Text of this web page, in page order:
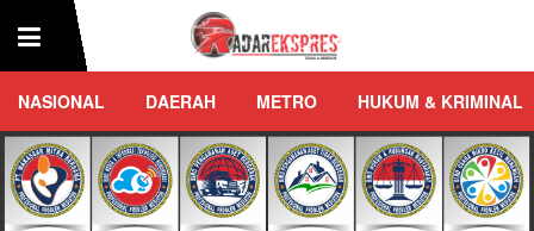
NASIONAL DAERAH METRO HUKUM & KRIMINAL